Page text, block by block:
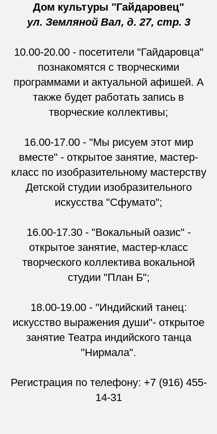
Дом культуры "Гайдаровец"
ул. Земляной Вал, д. 27, стр. 3
10.00-20.00 - посетители "Гайдаровца"
познакомятся с творческими
программами и актуальной афишей. А
также будет работать запись в
творческие коллективы;
16.00-17.00 - "Мы рисуем этот мир
вместе" - открытое занятие, мастер-
класс по изобразительному мастерству
Детской студии изобразительного
искусства "Сфумато";
16.00-17.30 - "Вокальный оазис" -
открытое занятие, мастер-класс
творческого коллектива вокальной
студии "План Б";
18.00-19.00 - "Индийский танец:
искусство выражения души"- открытое
занятие Театра индийского танца
"Нирмала".
Регистрация по телефону: +7 (916) 455-
14-31